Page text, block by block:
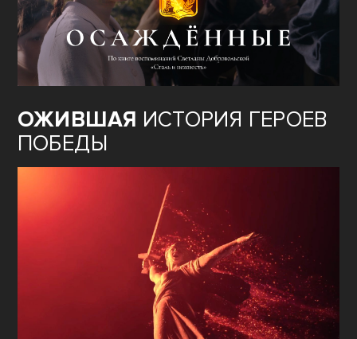
ФИЛЬМ«ОСАЖДЁННЫЕ»
ИСТОРИЯ ГЕРОЕВ